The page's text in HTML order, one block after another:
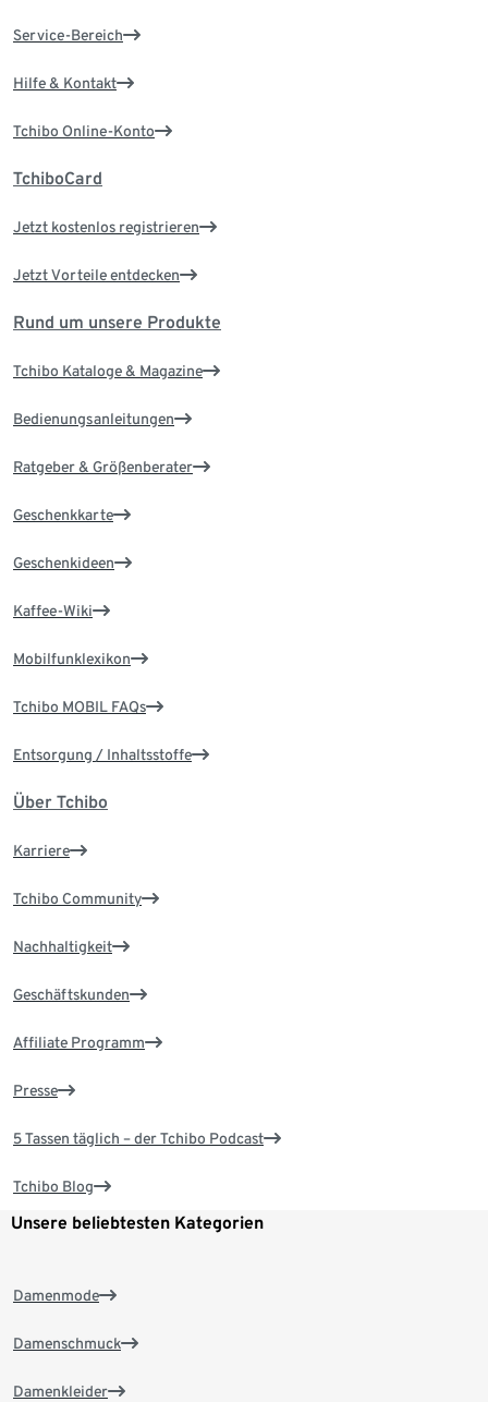
Service-Bereich
Hilfe & Kontakt
Tchibo Online-Konto
TchiboCard
Jetzt kostenlos registrieren
Jetzt Vorteile entdecken
Rund um unsere Produkte
Tchibo Kataloge & Magazine
Bedienungsanleitungen
Ratgeber & Größenberater
Geschenkkarte
Geschenkideen
Kaffee-Wiki
Mobilfunklexikon
Tchibo MOBIL FAQs
Entsorgung / Inhaltsstoffe
Über Tchibo
Karriere
Tchibo Community
Nachhaltigkeit
Geschäftskunden
Affiliate Programm
Presse
5 Tassen täglich – der Tchibo Podcast
Tchibo Blog
Unsere beliebtesten Kategorien
Damenmode
Damenschmuck
Damenkleider